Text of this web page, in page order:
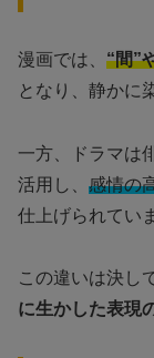
漫画では、 “間”
となり、静かに
一方、ドラマは
活用し、 感情の
仕上げられてい
この違いは決し
に生かした表現